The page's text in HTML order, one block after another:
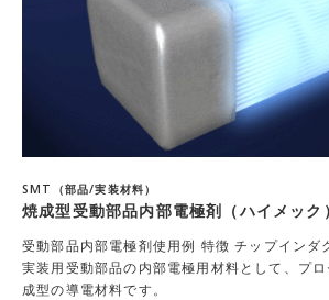
SMT（部品/実装材料）
焼成型受動部品内部電極剤（ハイメック）
受動部品内部電極剤使用例 特徴 チップインダ
実装用受動部品の内部電極用材料として、プ
成型の導電材料です。